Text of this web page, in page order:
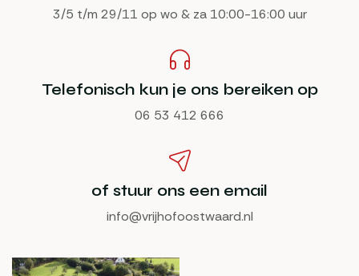
3/5 t/m 29/11 op wo & za 10:00-16:00 uur
Telefonisch kun je ons bereiken op
06 53 412 666
of stuur ons een email
info@vrijhofoostwaard.nl